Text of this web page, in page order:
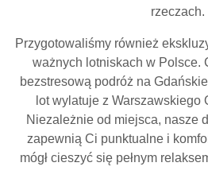
rzeczach.
Przygotowaliśmy również
ważnych lotniskach w Polsce.
bezstresową podróż na
lot wylatuje z Warszawskiego
Niezależnie od miejsca, nasze
zapewnią Ci punktualne i
mógł cieszyć się pełnym